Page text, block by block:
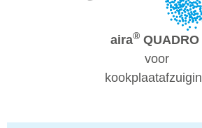
aira® QUADRO
voor